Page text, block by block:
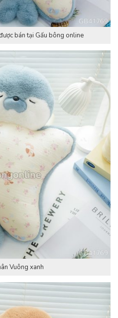
bán tại Gấu bông online
Vuông xanh